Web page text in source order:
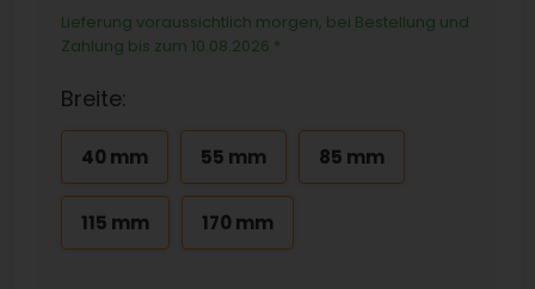
Lieferung voraussichtlich morgen, bei Bestellung und
Zahlung bis zum 10.08.2026 *
Breite:
40 mm 55 mm 85 mm
115 mm 170 mm